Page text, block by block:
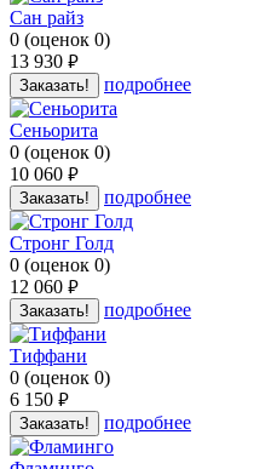
Сан райз
0 (оценок 0)
13 930 руб.
Заказать! подробнее
Сеньорита
0 (оценок 0)
10 060 руб.
Заказать! подробнее
Стронг Голд
0 (оценок 0)
12 060 руб.
Заказать! подробнее
Тиффани
0 (оценок 0)
6 150 руб.
Заказать! подробнее